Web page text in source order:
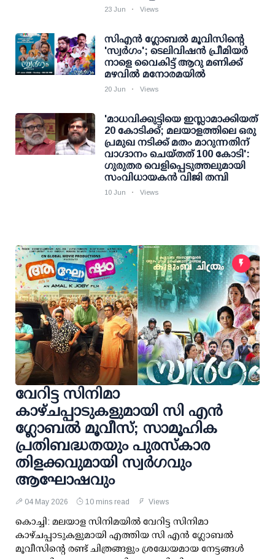
23 Jun Views
സിഎൻ ​ഗ്ലോബൽ മൂവിസിന്റെ
'സ്വർ​ഗം'; ടെലിവിഷൻ പ്രീമിയർ
നാളെ വൈകിട്ട് ആറു മണിക്ക്
മഴവിൽ മനോരമയിൽ
20 Jun Views
'മാധവിക്കുട്ടിയെ ഇസ്ലാമാക്കിയത്
20 കോടിക്ക്; മലയാളത്തിലെ ഒരു
പ്രമുഖ നടിക്ക് മതം മാറുന്നതിന്
വാഗ്ദാനം ചെയ്തത് 100 കോടി':
ഗുരുതര വെളിപ്പെടുത്തലുമായി
സംവിധായകന്‍ വിജി തമ്പി
10 Jun Views
വേറിട്ട സിനിമാ
കാഴ്ചപ്പാടുകളുമായി സി എൻ
ഗ്ലോബൽ മൂവീസ്; സാമൂഹിക
പ്രതിബദ്ധതയും പുരസ്കാര
തിളക്കവുമായി സ്വർ​ഗവും
ആഘോഷവും
04 May 2026 10 mins read Views
കൊച്ചി: മലയാള സിനിമയിൽ വേറിട്ട സിനിമാ
കാഴ്ചപ്പാടുകളുമായി എത്തിയ സി എൻ ഗ്ലോബൽ
മൂവീസിന്റെ രണ്ട് ചിത്രങ്ങളും ശ്രദ്ധേയമായ നേട്ടങ്ങൾ